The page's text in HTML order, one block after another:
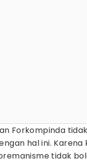
Forkompinda
hal ini. Karena
tidak